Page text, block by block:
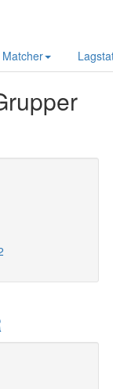
Matcher